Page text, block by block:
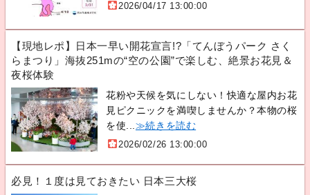
2026/04/17 13:00:00
【現地レポ】日本一早い開花宣言!?「てんぼうパーク さく
らまつり」海抜251mの“空の公園”で楽しむ、絶景お花見＆
夜桜体験
花粉や天候を気にしない！快適な屋内お花
見ピクニックを満喫しませんか？本物の桜
を使... ≫続きを読む
2026/02/26 13:00:00
必見！１度は見ておきたい 日本三大桜